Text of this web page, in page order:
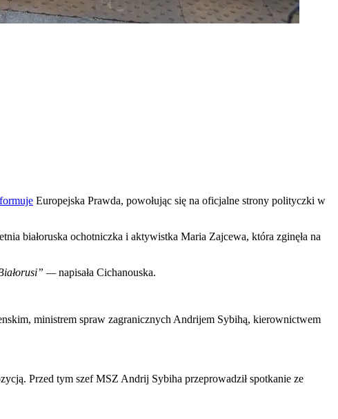
Europejska Prawda, powołując się na oficjalne strony polityczki w
białoruska ochotniczka i aktywistka Maria Zajcewa, która zginęła na
—napisała Cichanouska.
ministrem spraw zagranicznych Andrijem Sybihą, kierownictwem
Przed tym szef MSZ Andrij Sybiha przeprowadził spotkanie ze